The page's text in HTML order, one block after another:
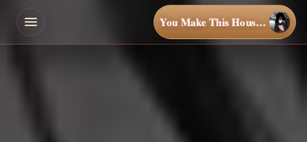
You Make This House a Home